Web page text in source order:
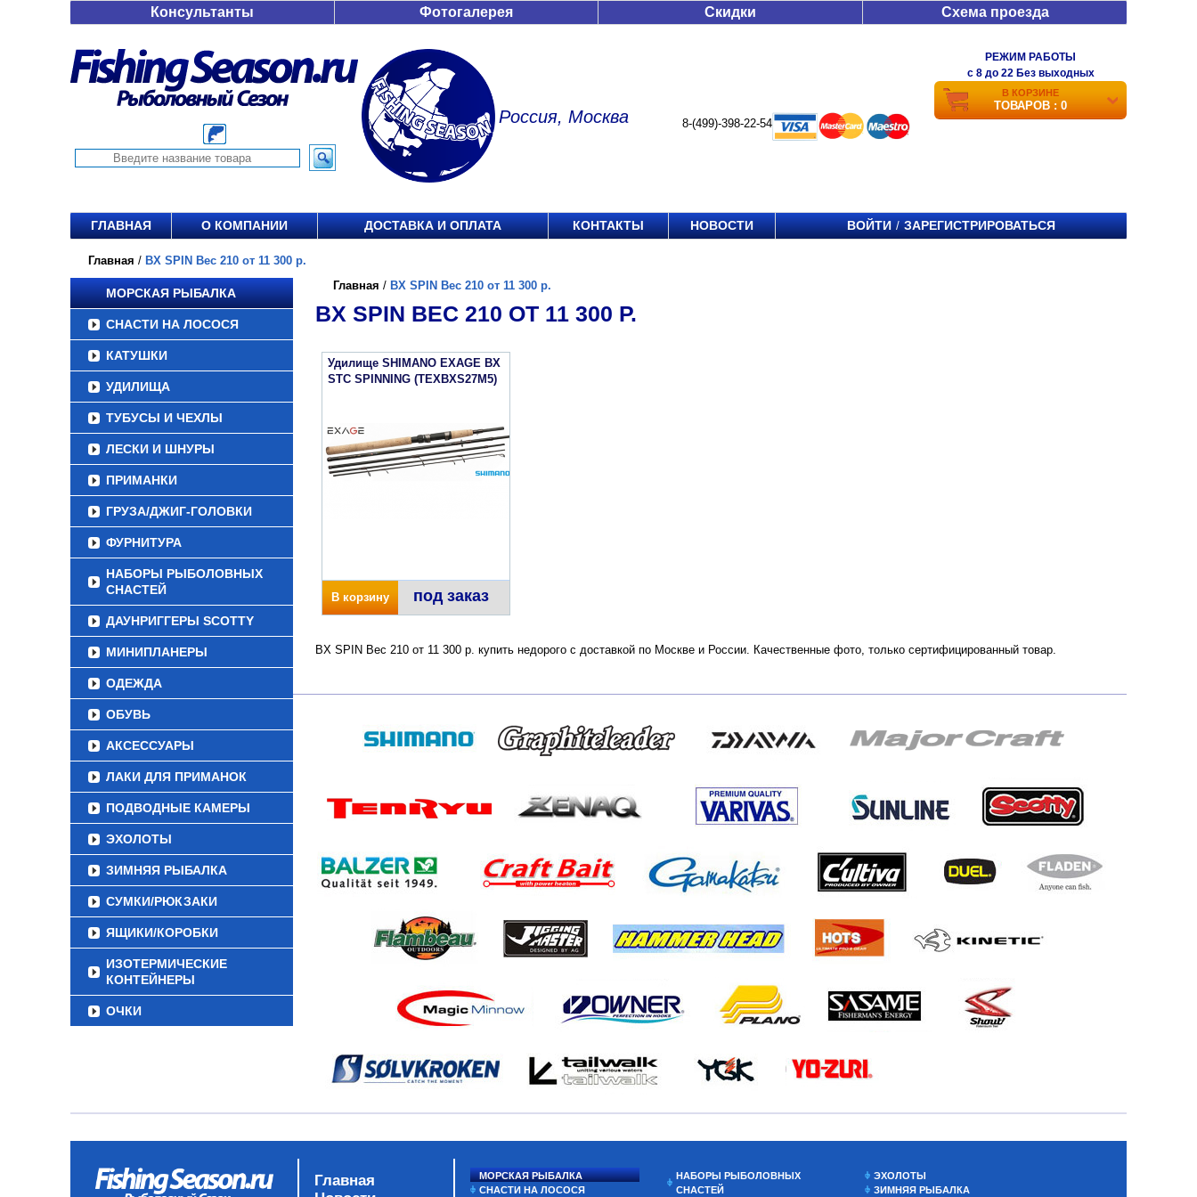
Консультанты Фотогалерея Скидки Схема проезда
Россия, Москва 8-(499)-398-22-54
РЕЖИМ РАБОТЫ
c 8 до 22 Без выходных
В КОРЗИНЕ
ТОВАРОВ : 0
ГЛАВНАЯ О КОМПАНИИ ДОСТАВКА И ОПЛАТА КОНТАКТЫ НОВОСТИ ВОЙТИ / ЗАРЕГИСТРИРОВАТЬСЯ
Главная / BX SPIN Вес 210 от 11 300 р.
МОРСКАЯ РЫБАЛКА
СНАСТИ НА ЛОСОСЯ
КАТУШКИ
УДИЛИЩА
ТУБУСЫ И ЧЕХЛЫ
ЛЕСКИ И ШНУРЫ
ПРИМАНКИ
ГРУЗА/ДЖИГ-ГОЛОВКИ
ФУРНИТУРА
НАБОРЫ РЫБОЛОВНЫХ
СНАСТЕЙ
ДАУНРИГГЕРЫ SCOTTY
МИНИПЛАНЕРЫ
ОДЕЖДА
ОБУВЬ
АКСЕССУАРЫ
ЛАКИ ДЛЯ ПРИМАНОК
ПОДВОДНЫЕ КАМЕРЫ
ЭХОЛОТЫ
ЗИМНЯЯ РЫБАЛКА
СУМКИ/РЮКЗАКИ
ЯЩИКИ/КОРОБКИ
ИЗОТЕРМИЧЕСКИЕ
КОНТЕЙНЕРЫ
ОЧКИ
Главная / BX SPIN Вес 210 от 11 300 р.
BX SPIN ВЕС 210 ОТ 11 300 Р.
Удилище SHIMANO EXAGE BX
STC SPINNING (TEXBXS27M5)
В корзину под заказ
BX SPIN Вес 210 от 11 300 р. купить недорого с доставкой по Москве и России. Качественные фото, только сертифицированный товар.
Главная
МОРСКАЯ РЫБАЛКА
СНАСТИ НА ЛОСОСЯ
НАБОРЫ РЫБОЛОВНЫХ
СНАСТЕЙ
ЭХОЛОТЫ
ЗИМНЯЯ РЫБАЛКА